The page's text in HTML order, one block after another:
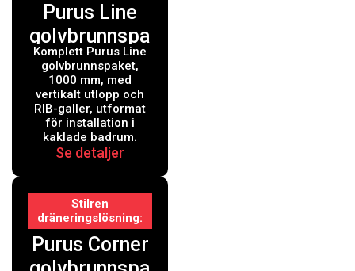
Purus Line
golvbrunnspa
ket 1000 mm
vertikal
Komplett Purus Line
golvbrunnspaket,
1000 mm, med
vertikalt utlopp och
RIB-galler, utformat
för installation i
kaklade badrum.
Se detaljer
Stilren
dräneringslösning
Purus Corner